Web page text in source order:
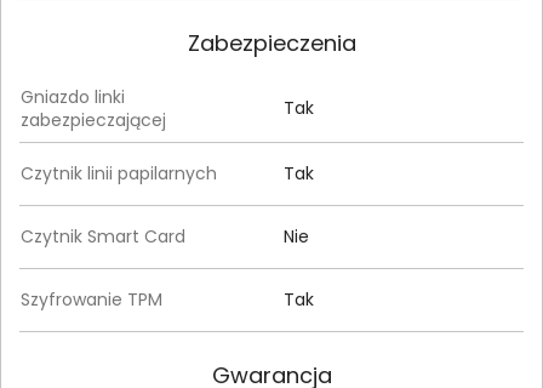
Zabezpieczenia
Gniazdo linki
zabezpieczającej
Tak
Czytnik linii papilarnych Tak
Czytnik Smart Card Nie
Szyfrowanie TPM Tak
Gwarancja